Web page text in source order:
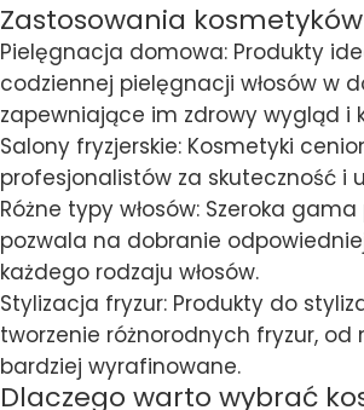
Zastosowania
Pielęgnacja domowa: Produkty
codziennej pielęgnacji włosów w
zapewniające im zdrowy wygląd i
Salony fryzjerskie: Kosmetyki
profesjonalistów za skuteczność i
Różne typy włosów: Szeroka
pozwala na dobranie
każdego rodzaju włosów.
Stylizacja fryzur: Produkty do
tworzenie różnorodnych fryzur,
bardziej wyrafinowane.
Dlaczego warto wybrać